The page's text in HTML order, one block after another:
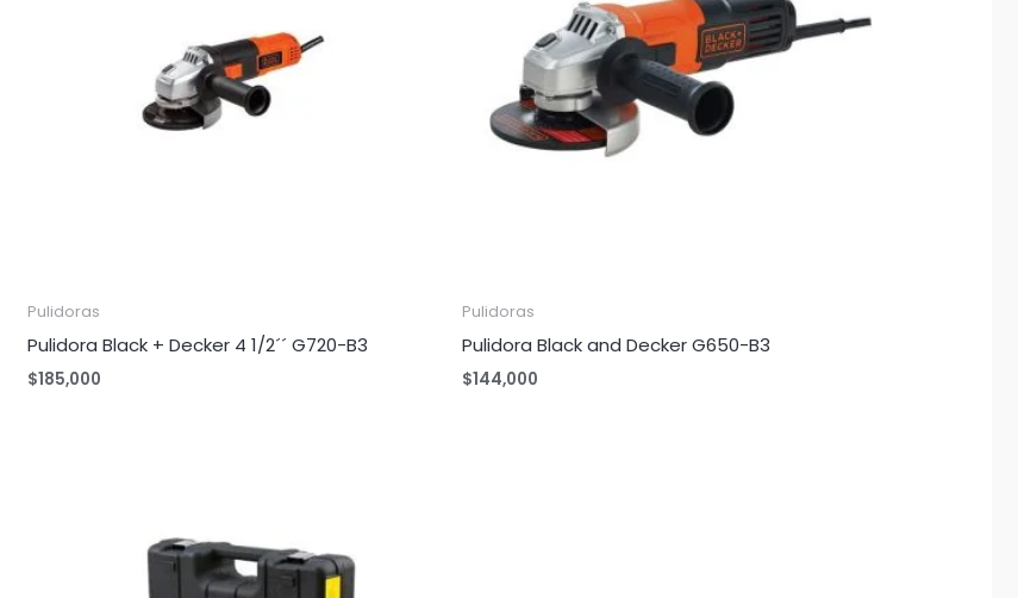
Pulidoras
Pulidora Black + Decker 4 1/2´´ G720-B3
$185,000
Pulidoras
Pulidora Black and Decker G650-B3
$144,000